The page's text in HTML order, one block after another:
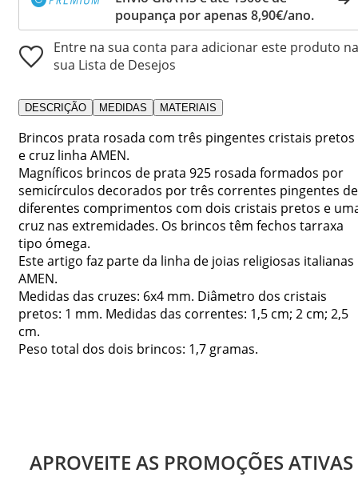
poupança por apenas 8,90€/ano.
Entre na sua conta para adicionar este produto na
sua Lista de Desejos
DESCRIÇÃO MEDIDAS MATERIAIS
Brincos prata rosada com três pingentes cristais pretos
e cruz linha AMEN.
Magníficos brincos de prata 925 rosada formados por
semicírculos decorados por três correntes pingentes de
diferentes comprimentos com dois cristais pretos e
cruz nas extremidades. Os brincos têm fechos tarraxa
tipo ómega.
Este artigo faz parte da linha de joias religiosas italianas
AMEN.
Medidas das cruzes: 6x4 mm. Diâmetro dos cristais
pretos: 1 mm. Medidas das correntes: 1,5 cm; 2 cm; 2,5
cm.
Peso total dos dois brincos: 1,7 gramas.
APROVEITE AS PROMOÇÕES ATIVAS